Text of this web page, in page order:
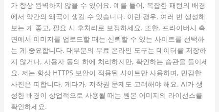
가 항상 완벽하지 않을 수 있어요. 예를 들어, 복잡한 패턴의 배경
에서 약간의 왜곡이 생길 수 있습니다. 이런 경우, 여러 번 생성해
보는 게 좋고, 필요 시 후처리로 보정하세요. 또한, 프라이버시 측
면에서 이미지를 업로드할 때는 신뢰할 수 있는 사이트를 선택하
는 게 중요합니다. 대부분의 무료 온라인 도구는 데이터를 저장하
지 않거나, 사용자 동의 하에 처리하지만, 확인하는 습관을 들이세
요. 저는 항상 HTTPS 보안이 적용된 사이트만 사용하며, 민감한
사진은 피합니다. 게다가, 저작권 문제도 고려해야 해요. AI가 생
성한 배경이 상업적으로 사용될 때는 원본 이미지의 라이선스를
확인하세요.